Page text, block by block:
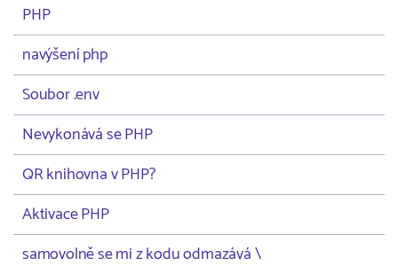
PHP
navýšení php
Soubor .env
Nevykonává se PHP
QR knihovna v PHP?
Aktivace PHP
samovolně se mi z kodu odmazává \